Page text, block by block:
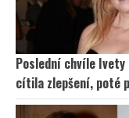
Poslední chvíle
cítila zlepšení, poté